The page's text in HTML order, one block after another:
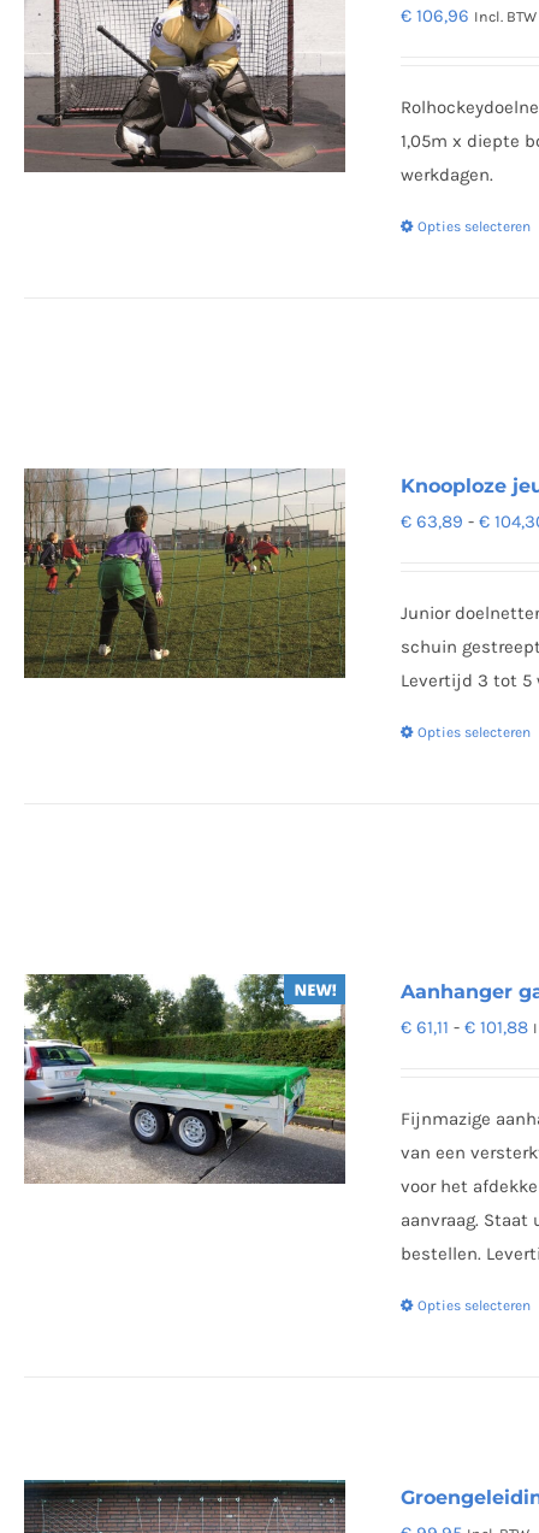
€ 106,96 Incl. BTW
1,05m x diepte
werkdagen.
Opties selecteren
Knooploze
€ 63,89 - €
Junior
schuin
Levertijd 3 tot 5
Opties selecteren
Aanhanger
€ 61,11 - € 101,88
Fijnmazige
van een
voor het
aanvraag.
bestellen.
Opties selecteren